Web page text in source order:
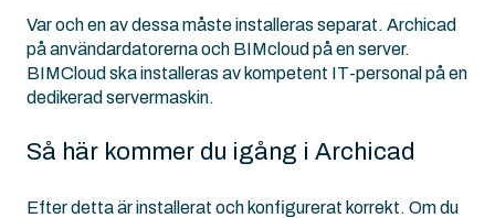
Var och en av dessa måste installeras separat. Archicad
på användardatorerna och BIMcloud på en server.
BIMCloud ska installeras av kompetent IT-personal på en
dedikerad servermaskin.
Så här kommer du igång i Archicad
Efter detta är installerat och konfigurerat korrekt. Om du